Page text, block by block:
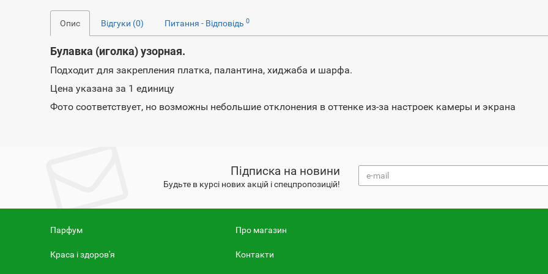
Опис Відгуки (0) Питання - Відповідь0
Булавка (иголка) узорная.
Подходит для закрепления платка, палантина, хиджаба и шарфа.
Цена указана за 1 единицу
Фото соответствует, но возможны небольшие отклонения в оттенке из-за настроек камеры и экрана
Підписка на новини
Будьте в курсі нових акцій і спецпропозицій!
Парфум
Краса і здоров'я
Про магазин
Контакти